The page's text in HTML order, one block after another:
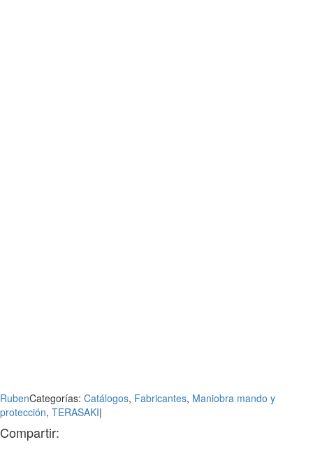
RubenCategorías: Catálogos, Fabricantes, Maniobra mando y
protección, TERASAKI|
Compartir: